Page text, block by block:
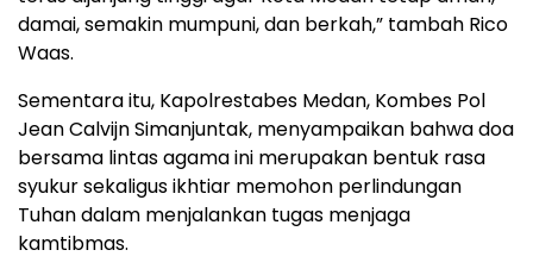
damai, semakin mumpuni, dan berkah,” tambah Rico
Waas.
Sementara itu, Kapolrestabes Medan, Kombes Pol
Jean Calvijn Simanjuntak, menyampaikan bahwa doa
bersama lintas agama ini merupakan bentuk rasa
syukur sekaligus ikhtiar memohon perlindungan
Tuhan dalam menjalankan tugas menjaga
kamtibmas.